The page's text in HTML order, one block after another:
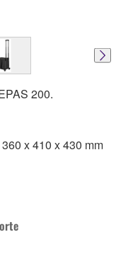
200.
x 410 x 430 mm